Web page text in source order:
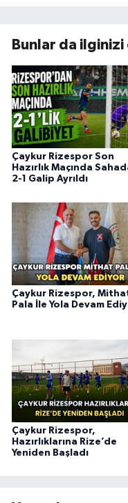
Bunlar da
Çaykur Rizespor Son
Hazırlık Maçında
2-1 Galip Ayrıldı
Çaykur Rizespor,
Pala İle Yola Devam
Çaykur Rizespor,
Hazırlıklarına Rize’de
Yeniden Başladı